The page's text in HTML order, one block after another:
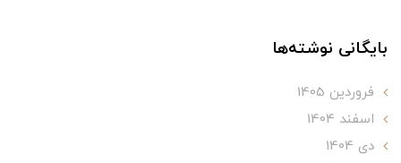
بایگانی نوشته‌ها
فروردین 1405
اسفند 1404
دی 1404